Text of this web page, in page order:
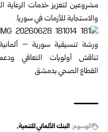
مشروعين لتعزيز خدمات الرعاية
والاستجابة للأزمات في سوريا.
الوسوم: البنك الألماني للتنمية